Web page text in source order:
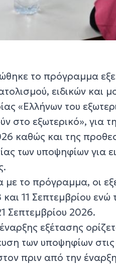
το πρόγραμμα
ειδικών και
«Ελλήνων του
στο εξωτερικό», για
καθώς και της
των υποψηφίων για
το πρόγραμμα, οι
και 11 Σεπτεμβρίου
Σεπτεμβρίου 2026.
εξέτασης
των υποψηφίων στις
πριν από την